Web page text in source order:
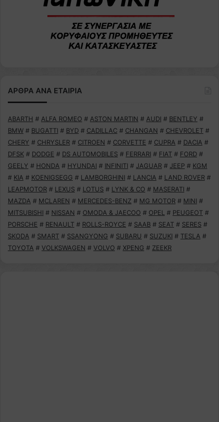
ΑΡΘΡΑ ΑΝΑ ΕΤΑΙΡΙΑ
ABARTH # ALFA ROMEO # ASTON MARTIN # AUDI # BENTLEY #
BMW # BUGATTI # BYD # CADILLAC # CHANGAN # CHEVROLET #
CHERY # CHRYSLER # CITROEN # CORVETTE # CUPRA # DACIA #
DFSK # DODGE # DS AUTOMOBILES # FERRARI # FIAT # FORD #
GEELY # HONDA # HYUNDAI # INFINITI # JAGUAR # JEEP # KGM
# KIA # KOENIGSEGG # LAMBORGHINI # LANCIA # LAND ROVER #
LEAPMOTOR # LEXUS # LOTUS # LYNK & CO # MASERATI #
MAZDA # MCLAREN # MERCEDES-BENZ # MG MOTOR # MINI #
MITSUBISHI # NISSAN # OMODA & JAECOO # OPEL # PEUGEOT #
PORSCHE # RENAULT # ROLLS-ROYCE # SAAB # SEAT # SERES #
SKODA # SMART # SSANGYONG # SUBARU # SUZUKI # TESLA #
TOYOTA # VOLKSWAGEN # VOLVO # XPENG # ZEEKR